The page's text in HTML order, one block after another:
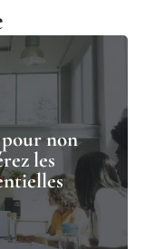
non
les